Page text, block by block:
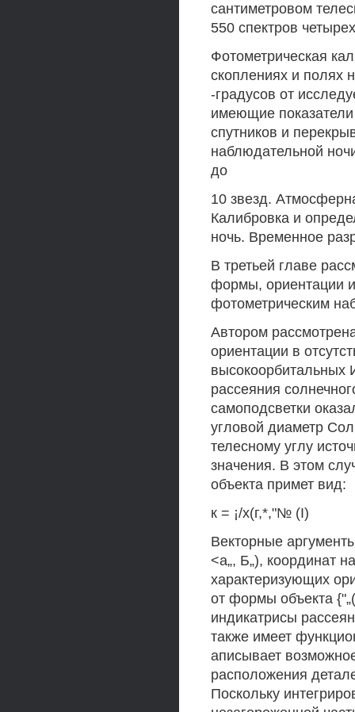
сантиметровом
550 спектров
Фотометрическая
скоплениях и полях
-градусов от
имеющие показатели
спутников и
наблюдательной
до
10 звезд.
Калибровка и
ночь. Временное
В третьей главе
формы, ориентации
фотометрическим
Автором
ориентации в
высокоорбитальных
рассеяния
самоподсветки
угловой диаметр
телесному углу
значения. В этом
объекта примет вид:
к = ¡/х(г,*,"№ (I)
Векторные
<а„, Б„), координат
характеризующих
от формы объекта
индикатрисы
также имеет
аписывает
расположения
Поскольку